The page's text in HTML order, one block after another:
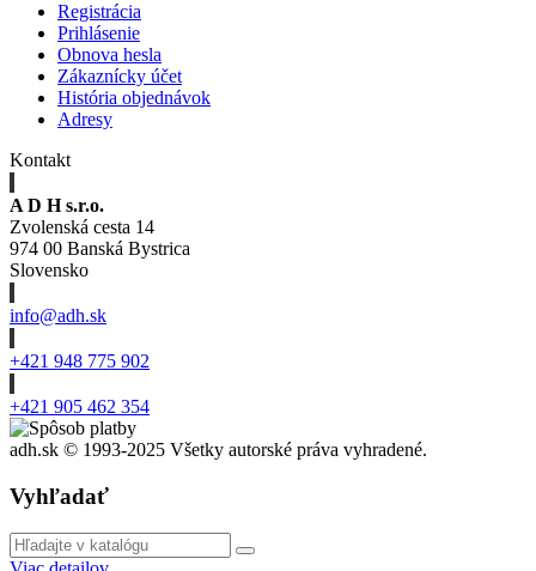
Registrácia
Prihlásenie
Obnova hesla
Zákaznícky účet
História objednávok
Adresy
Kontakt
A D H s.r.o.
Zvolenská cesta 14
974 00 Banská Bystrica
Slovensko
info@adh.sk
+421 948 775 902
+421 905 462 354
adh.sk © 1993-2025 Všetky autorské práva vyhradené.
Vyhľadať